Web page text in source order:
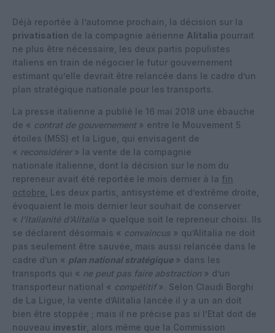
Déjà reportée à l’automne prochain, la décision sur la
privatisation de la compagnie aérienne Alitalia pourrait
ne plus être nécessaire, les deux partis populistes
italiens en train de négocier le futur gouvernement
estimant qu’elle devrait être relancée dans le cadre d’un
plan stratégique nationale pour les transports.
La presse italienne a publié le 16 mai 2018 une ébauche
de « contrat de gouvernement » entre le Mouvement 5
étoiles (M5S) et la Ligue, qui envisagent de
« reconsidérer» la vente de la compagnie
nationale italienne, dont la décision sur le nom du
repreneur avait été reportée le mois dernier à la fin
octobre. Les deux partis, antisystème et d’extrême droite,
évoquaient le mois dernier leur souhait de conserver
« l’italianité d’Alitalia » quelque soit le repreneur choisi. Ils
se déclarent désormais « convaincus » qu’Alitalia ne doit
pas seulement être sauvée, mais aussi relancée dans le
cadre d’un « plan national stratégique» dans les
transports qui « ne peut pas faire abstraction » d’un
transporteur national « compétitif ». Selon Claudi Borghi
de La Ligue, la vente d’Alitalia lancée il y a un an doit
bien être stoppée ; mais il ne précise pas si l’Etat doit de
nouveau investir , alors même que la Commission